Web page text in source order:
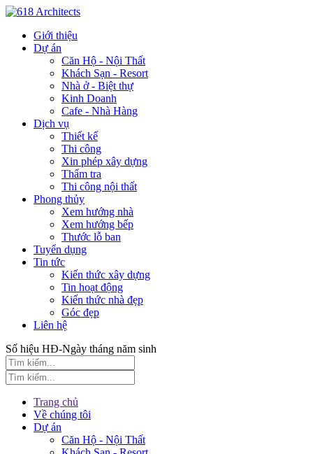
Giới thiệu
Dự án
Căn Hộ - Nội Thất
Khách Sạn - Resort
Nhà ở - Biệt thự
Kinh Doanh
Cafe - Nhà Hàng
Dịch vụ
Thiết kế
Thi công
Xin phép xây dựng
Thẩm tra
Thi công nội thất
Phong thủy
Xem hướng nhà
Xem hướng bếp
Thước lỗ ban
Tuyển dụng
Tin tức
Kiến thức xây dựng
Tin hoạt động
Kiến thức nhà đẹp
Góc đẹp
Liên hệ
Số hiệu HĐ-Ngày tháng năm sinh
Trang chủ
Về chúng tôi
Dự án
Căn Hộ - Nội Thất